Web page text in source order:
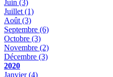
Juin (3)
Juillet (1)
Août (3)
Septembre (6)
Octobre (3)
Novembre (2)
Décembre (3)
2020
Janvier(4)